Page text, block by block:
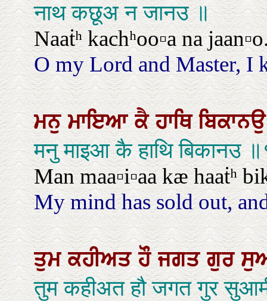
नाथ कछूअ न जानउ ॥
Naaṫʰ kachʰoo▫a na
O my Lord and Master, I
ਮਨੁਮਾਇਆਕੈਹਾਥਿ
मनु माइआ कै हाथि बिकानउ
Man maa▫i▫aa kæ haaṫʰ
My mind has sold out,
ਤੁਮਕਹੀਅਤਹੌਜਗਤਗੁਰ
तुम कहीअत हौ जगत गुर